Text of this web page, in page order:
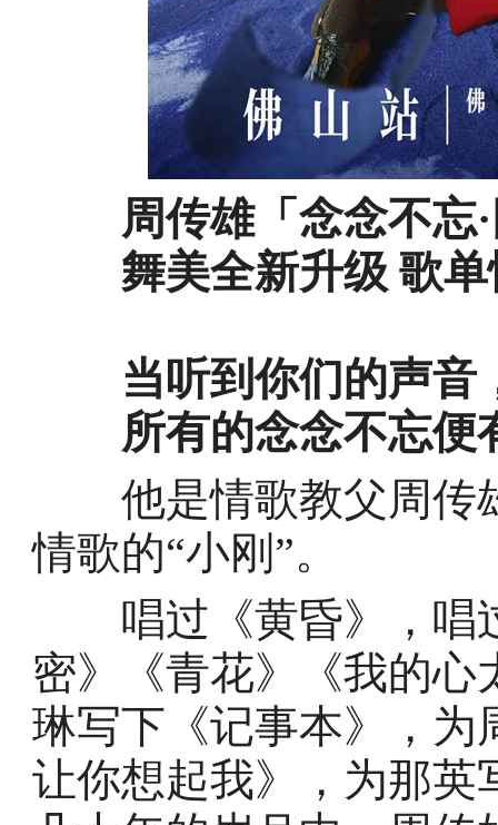
周传雄「念念不忘
舞美全新升级 歌
当听到你们的声音
所有的念念不忘便
他是情歌教父周传
情歌的“小刚”。
唱过《黄昏》，唱
密》《青花》《我的
琳写下《记事本》，为
让你想起我》，为那